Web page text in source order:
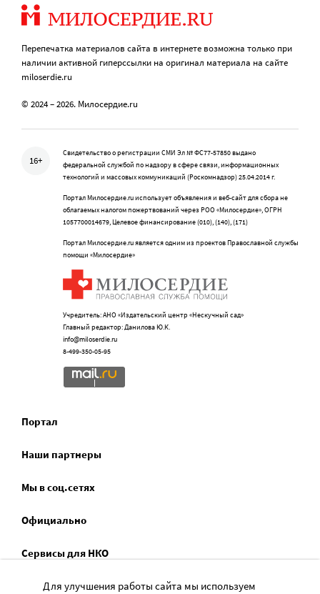
Перепечатка материалов сайта в интернете возможна только при
наличии активной гиперссылки на оригинал материала на сайте
miloserdie.ru
© 2024 – 2026. Милосердие.ru
16+
Свидетельство о регистрации СМИ Эл № ФС77-57850 выдано
федеральной службой по надзору в сфере связи, информационных
технологий и массовых коммуникаций (Роскомнадзор) 25.04.2014 г.
Портал Милосердие.ru использует объявления и веб-сайт для сбора не
облагаемых налогом пожертвований через РОО «Милосердие», ОГРН
1057700014679, Целевое финансирование (010), (140), (171)
Портал Милосердие.ru является одним из проектов Православной службы
помощи «Милосердие»
Учредитель: АНО «Издательский центр «Нескучный сад»
Главный редактор: Данилова Ю.К.
info@miloserdie.ru
8-499-350-05-95
Портал
Наши партнеры
Мы в соц.сетях
Официально
Сервисы для НКО
Спецпроекты
Для улучшения работы сайта мы используем